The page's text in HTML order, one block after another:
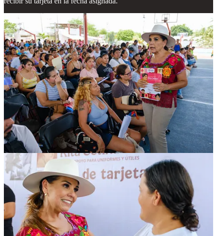
Compartir
Discusión sobre este post
Comentarios Restacks
Lo mejor de Último